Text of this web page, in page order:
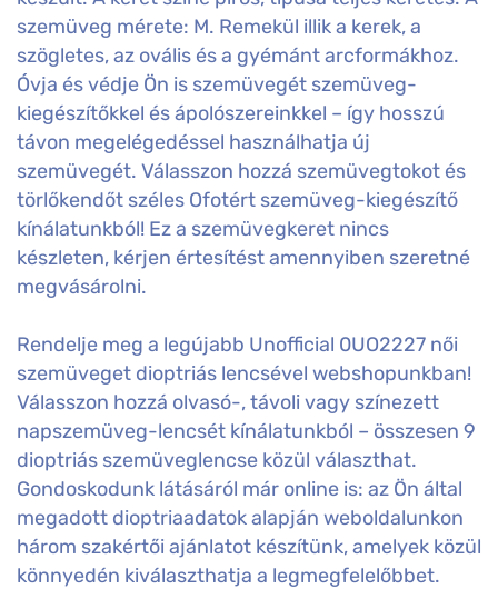
szemüveg mérete: M. Remekül illik a kerek, a
szögletes, az ovális és a gyémánt arcformákhoz.
Óvja és védje Ön is szemüvegét szemüveg-
kiegészítőkkel és ápolószereinkkel – így hosszú
távon megelégedéssel használhatja új
szemüvegét. Válasszon hozzá szemüvegtokot és
törlőkendőt széles Ofotért szemüveg-kiegészítő
kínálatunkból! Ez a szemüvegkeret nincs
készleten, kérjen értesítést amennyiben szeretné
megvásárolni.
Rendelje meg a legújabb Unofficial 0UO2227 női
szemüveget dioptriás lencsével webshopunkban!
Válasszon hozzá olvasó-, távoli vagy színezett
napszemüveg-lencsét kínálatunkból – összesen 9
dioptriás szemüveglencse közül választhat.
Gondoskodunk látásáról már online is: az Ön által
megadott dioptriaadatok alapján weboldalunkon
három szakértői ajánlatot készítünk, amelyek közül
könnyedén kiválaszthatja a legmegfelelőbbet.